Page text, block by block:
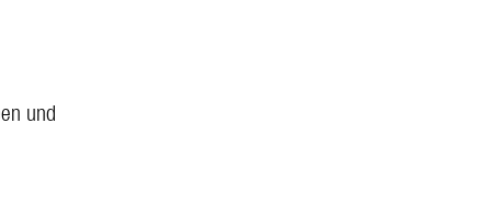
und